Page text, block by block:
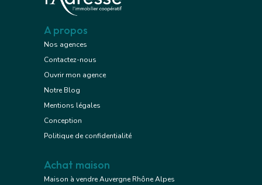
A propos
Nos agences
Contactez-nous
Ouvrir mon agence
Notre Blog
Mentions légales
Conception
Politique de confidentialité
Achat maison
Maison à vendre Auvergne Rhône Alpes